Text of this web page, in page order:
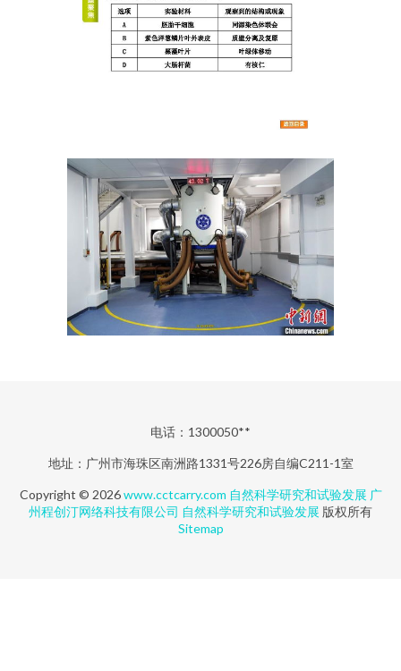
电话：1300050**
地址：广州市海珠区南洲路1331号226房自编C211-1室
Copyright © 2026www.cctcarry.com 自然科学研究和试验发展 广
州程创汀网络科技有限公司 自然科学研究和试验发展 版权所有
Sitemap